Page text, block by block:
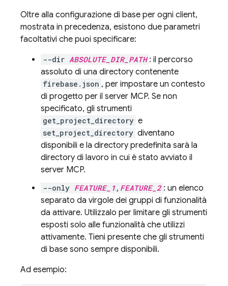
Oltre alla configurazione di base per ogni client,
mostrata in precedenza, esistono due parametri
facoltativi che puoi specificare:
--dir ABSOLUTE_DIR_PATH : il percorso
assoluto di una directory contenente
firebase.json , per impostare un contesto
di progetto per il server MCP. Se non
specificato, gli strumenti
get_project_directory e
set_project_directory diventano
disponibili e la directory predefinita sarà la
directory di lavoro in cui è stato avviato il
server MCP.
--only FEATURE_1 , FEATURE_2 : un elenco
separato da virgole dei gruppi di funzionalità
da attivare. Utilizzalo per limitare gli strumenti
esposti solo alle funzionalità che utilizzi
attivamente. Tieni presente che gli strumenti
di base sono sempre disponibili.
Ad esempio: